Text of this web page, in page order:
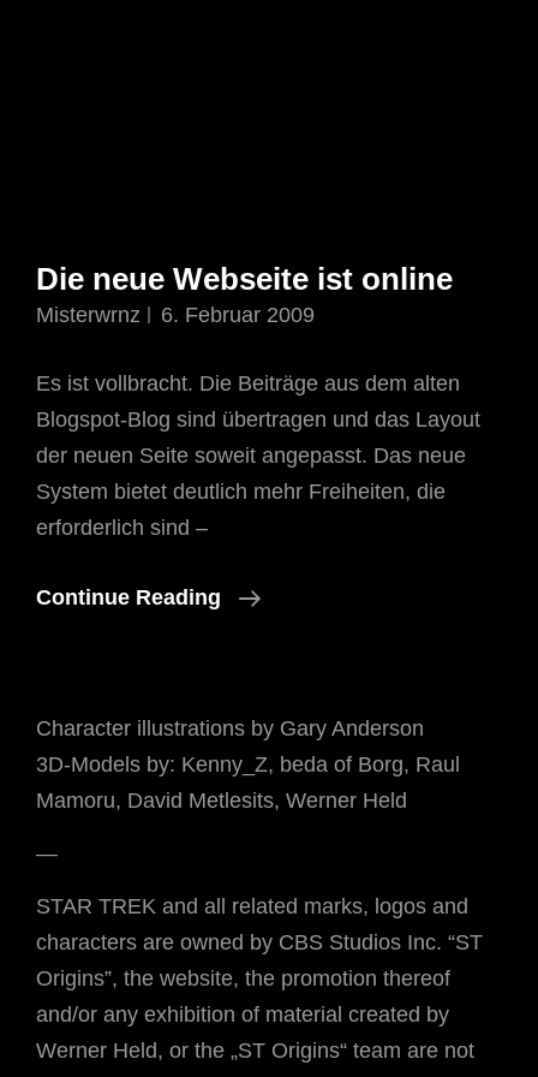
Die neue Webseite ist online
Misterwrnz 6. Februar 2009
Es ist vollbracht. Die Beiträge aus dem alten
Blogspot-Blog sind übertragen und das Layout
der neuen Seite soweit angepasst. Das neue
System bietet deutlich mehr Freiheiten, die
erforderlich sind –
Continue Reading
Die
Online
Character illustrations by Gary Anderson
3D-Models by: Kenny_Z, beda of Borg, Raul
Mamoru, David Metlesits, Werner Held
—
STAR TREK and all related marks, logos and
characters are owned by CBS Studios Inc. “ST
Origins”, the website, the promotion thereof
and/or any exhibition of material created by
Werner Held, or the „ST Origins“ team are not